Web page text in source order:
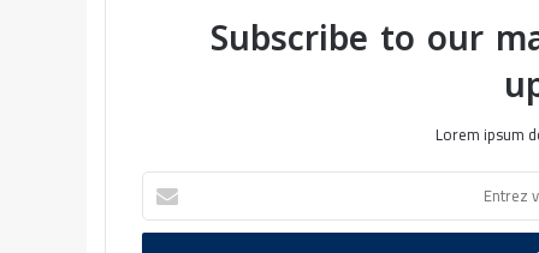
Subscribe to our
Lorem ipsum
E
t